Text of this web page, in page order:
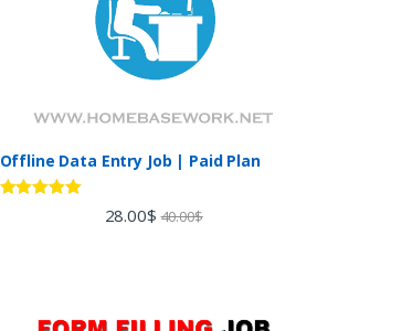
Offline Data Entry Job | Paid Plan
28.00$ 40.00$